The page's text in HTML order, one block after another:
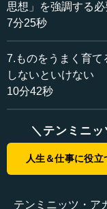
東洋思想のもとで
はありません。東
えて、人間の最も
のは、命だといっ
うな宗教やイデオ
ですから日本人は
点を学ぶ必要があ
日本の生命観はど
と、それはすごい
もくこくどしっかい
といっているので
思想」を強調する必
7分25秒
7.ものをうまく育て
しないといけない
10分42秒
＼テンミニ
人生＆仕事に役立
テンミニッツ・ア